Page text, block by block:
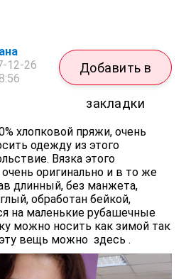
12-26
Добавить в
закладки
хлопковой пряжи, очень
одежду из этого
Вязка этого
оригинально и в то же
длинный, без манжета,
обработан бейкой,
на маленькие рубашечные
можно носить как зимой так
вещь можно здесь .